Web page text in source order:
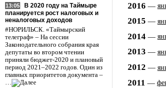
13:05
В 2020 году на Таймыре
планируется рост налоговых и
неналоговых доходов
#НОРИЛЬСК. «Таймырский
телеграф» – На сессии
Законодательного собрания края
депутаты во втором чтении
приняли бюджет-2020 и плановый
период 2021–2022 годов. Один из
главных приоритетов документа –
…
2016 —
2015 —
2014 —
2013 —
2012 —
2011 —